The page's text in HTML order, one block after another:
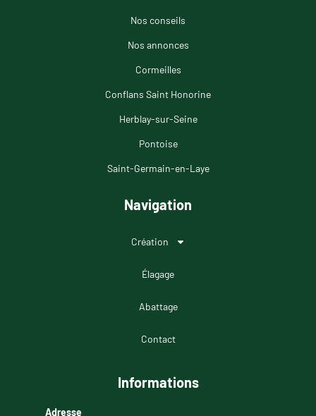
Nos conseils
Nos annonces
Cormeilles
Conflans Saint Honorine
Herblay-sur-Seine
Pontoise
Saint-Germain-en-Laye
Navigation
Création
Élagage
Abattage
Contact
Informations
Adresse